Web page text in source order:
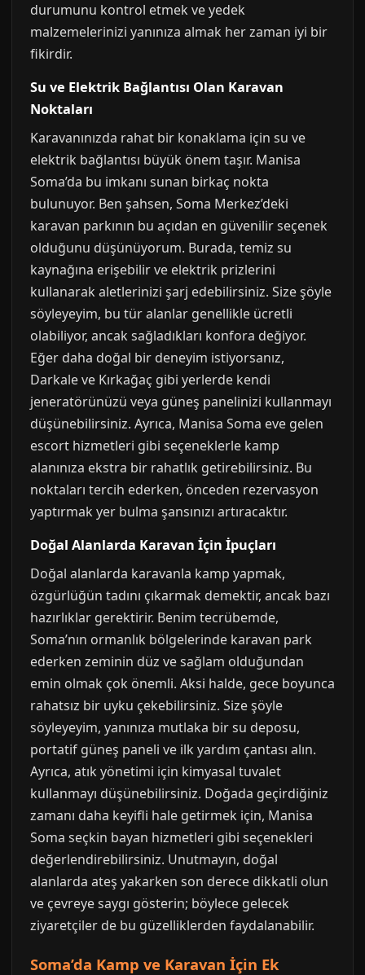
durumunu kontrol etmek ve yedek
malzemelerinizi yanınıza almak her zaman iyi bir
fikirdir.
Su ve Elektrik Bağlantısı Olan Karavan
Noktaları
Karavanınızda rahat bir konaklama için su ve
elektrik bağlantısı büyük önem taşır. Manisa
Soma’da bu imkanı sunan birkaç nokta
bulunuyor. Ben şahsen, Soma Merkez’deki
karavan parkının bu açıdan en güvenilir seçenek
olduğunu düşünüyorum. Burada, temiz su
kaynağına erişebilir ve elektrik prizlerini
kullanarak aletlerinizi şarj edebilirsiniz. Size şöyle
söyleyeyim, bu tür alanlar genellikle ücretli
olabiliyor, ancak sağladıkları konfora değiyor.
Eğer daha doğal bir deneyim istiyorsanız,
Darkale ve Kırkağaç gibi yerlerde kendi
jeneratörünüzü veya güneş panelinizi kullanmayı
düşünebilirsiniz. Ayrıca, Manisa Soma eve gelen
escort hizmetleri gibi seçeneklerle kamp
alanınıza ekstra bir rahatlık getirebilirsiniz. Bu
noktaları tercih ederken, önceden rezervasyon
yaptırmak yer bulma şansınızı artıracaktır.
Doğal Alanlarda Karavan İçin İpuçları
Doğal alanlarda karavanla kamp yapmak,
özgürlüğün tadını çıkarmak demektir, ancak bazı
hazırlıklar gerektirir. Benim tecrübemde,
Soma’nın ormanlık bölgelerinde karavan park
ederken zeminin düz ve sağlam olduğundan
emin olmak çok önemli. Aksi halde, gece boyunca
rahatsız bir uyku çekebilirsiniz. Size şöyle
söyleyeyim, yanınıza mutlaka bir su deposu,
portatif güneş paneli ve ilk yardım çantası alın.
Ayrıca, atık yönetimi için kimyasal tuvalet
kullanmayı düşünebilirsiniz. Doğada geçirdiğiniz
zamanı daha keyifli hale getirmek için, Manisa
Soma seçkin bayan hizmetleri gibi seçenekleri
değerlendirebilirsiniz. Unutmayın, doğal
alanlarda ateş yakarken son derece dikkatli olun
ve çevreye saygı gösterin; böylece gelecek
ziyaretçiler de bu güzelliklerden faydalanabilir.
Soma’da Kamp ve Karavan İçin Ek